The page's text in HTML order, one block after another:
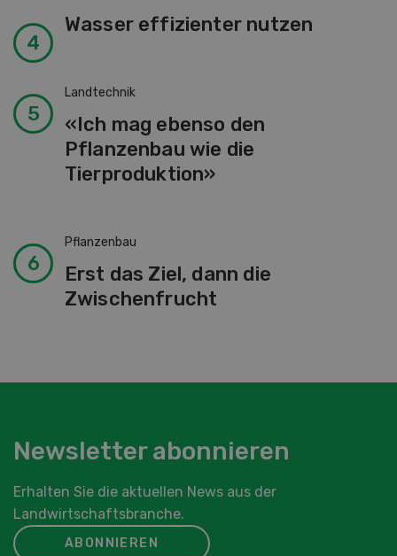
Wasser effizienter nutzen
Landtechnik
«Ich mag ebenso den
Pflanzenbau wie die
Tierproduktion»
Pflanzenbau
Erst das Ziel, dann die
Zwischenfrucht
Newsletter abonnieren
Erhalten Sie die aktuellen News aus der
Landwirtschaftsbranche.
ABONNIEREN